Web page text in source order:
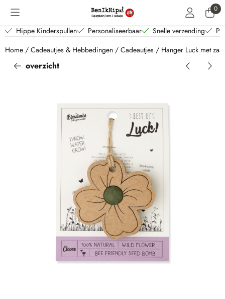
Cookievoorkeuren zijn beschikbaar. Kies instellingen of sta alle 0
Hippe Kinderspullen Personaliseerbaar Snelle verzending
Home / Cadeautjes & Hebbedingen / Cadeautjes / Hanger Luck met
overzicht